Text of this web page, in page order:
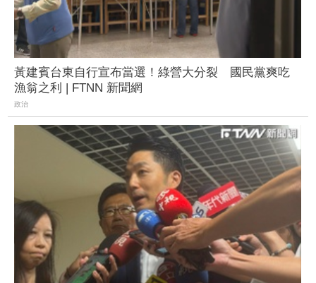
黃建賓台東自行宣布當選！綠營大分裂 國民黨爽吃
漁翁之利 | FTNN 新聞網
政治